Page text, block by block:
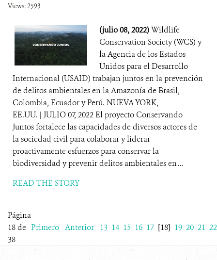
Views: 2593
(julio 08, 2022)Wildlife
Conservation Society (WCS) y
la Agencia de los Estados
Unidos para el Desarrollo
Internacional (USAID) trabajan juntos en la prevención
de delitos ambientales en la Amazonía de Brasil,
Colombia, Ecuador y Perú. NUEVA YORK,
EE.UU. | JULIO 07, 2022 El proyecto Conservando
Juntos fortalece las capacidades de diversos actores de
la sociedad civil para colaborar y liderar
proactivamente esfuerzos para conservar la
biodiversidad y prevenir delitos ambientales en ...
READ THE STORY
Página
18 de
38
Primero Anterior 13 14 15 16 17 [18] 19 20 21 22